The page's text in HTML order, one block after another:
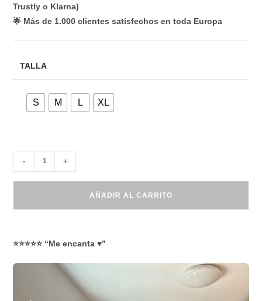
Trustly o Klarna)
🌟 Más de 1.000 clientes satisfechos en toda Europa
TALLA
S M L XL
- +
AÑADIR AL CARRITO
⭐⭐⭐⭐⭐ “Me encanta ♥️”